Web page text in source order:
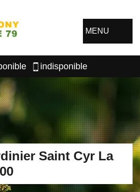
MENU
indisponible
Saint Cyr La